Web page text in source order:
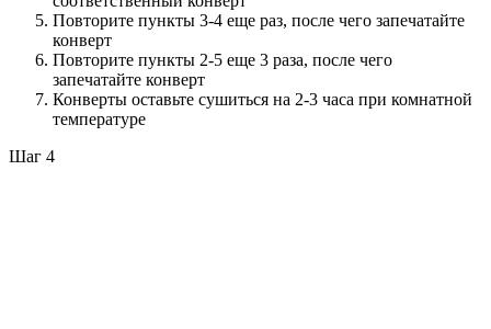
Повторите пункты 3-4 еще раз, после чего запечатайте
конверт
Повторите пункты 2-5 еще 3 раза, после чего
запечатайте конверт
Конверты оставьте сушиться на 2-3 часа при комнатной
температуре
Шаг 4